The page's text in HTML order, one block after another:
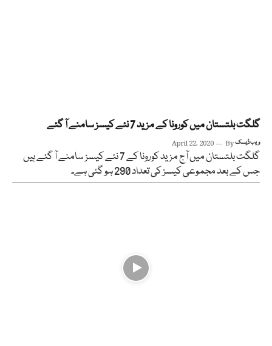
گلگت بلتستان میں کورونا کے مزید 7 نئے کیسز سامنے آ گئے
April 22, 2020 Byویب ڈیسک
گلگت بلتستان میں آج مزید کورونا کے 7 نئے کیسز سامنے آ گئے ہیں
جس کے بعد مجموعی کیسز کی تعداد 290 ہو گئی ہے۔